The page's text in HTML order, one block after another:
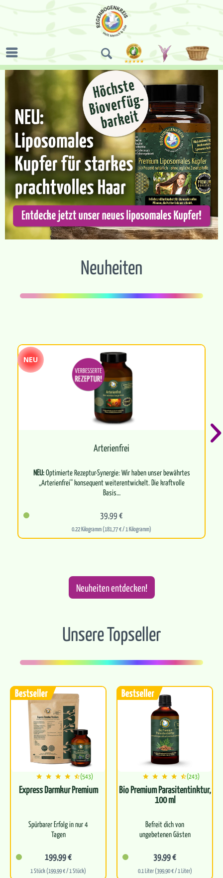
Unsere Topseller
(543)
Express Darmkur Premium
Spürbarer Erfolg in nur 4
Tagen
Für optimale Wirksamkeit
und Verträglichkeit
199,99 €
1 Stück (199,99 € / 1 Stück)
(243)
Bio Premium Parasitentinktur,
100 ml
Befreit dich von
ungebetenen Gästen
Fördert die Balance
zwischen Körper und Geist
39,99 €
0.1 Liter (399,90 € / 1 Liter)
Neuheiten entdecken!
Neuheiten
NEU
Arterienfrei
NEU:Optimierte Rezeptur-Synergie: Wir haben unser bewährtes
„Arterienfrei“ konsequent weiterentwickelt. Die kraftvolle
Basis…
39,99 €
0.22 Kilogramm (181,77 € / 1 Kilogramm)